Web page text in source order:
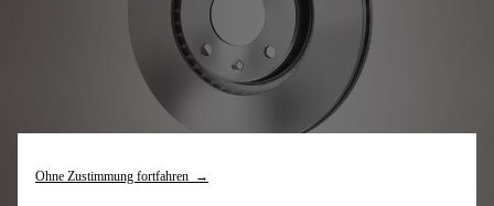
Ohne Zustimmung fortfahren →